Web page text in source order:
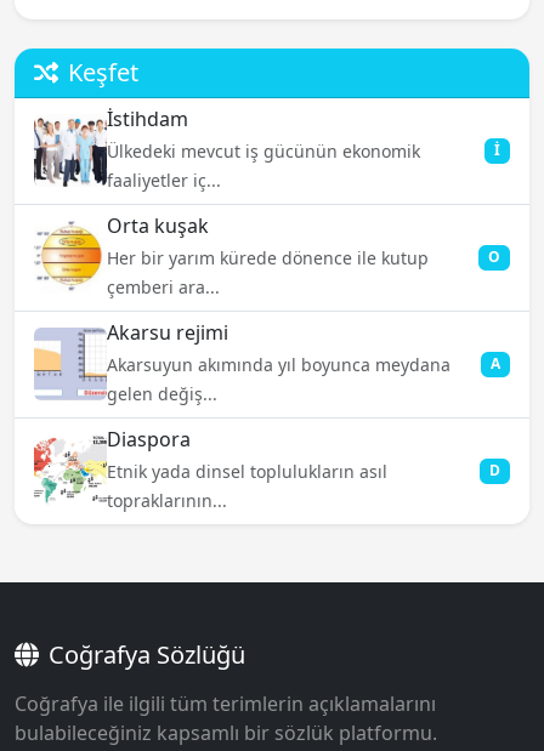
Keşfet
İstihdam
Ülkedeki mevcut iş gücünün ekonomik
faaliyetler iç...
İ
Orta kuşak
Her bir yarım kürede dönence ile kutup
çemberi ara...
O
Akarsu rejimi
Akarsuyun akımında yıl boyunca meydana
gelen değiş...
A
Diaspora
Etnik yada dinsel toplulukların asıl
topraklarının...
D
Coğrafya Sözlüğü
Coğrafya ile ilgili tüm terimlerin açıklamalarını
bulabileceğiniz kapsamlı bir sözlük platformu.